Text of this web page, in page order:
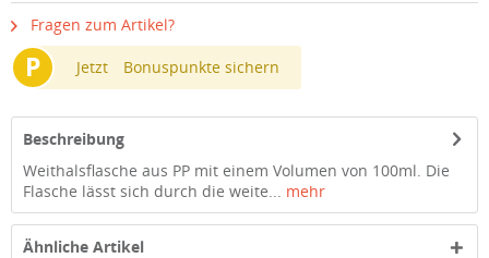
Fragen zum Artikel?
P Jetzt Bonuspunkte sichern
Beschreibung
Weithalsflasche aus PP mit einem Volumen von 100ml. Die
Flasche lässt sich durch die weite... mehr
Ähnliche Artikel